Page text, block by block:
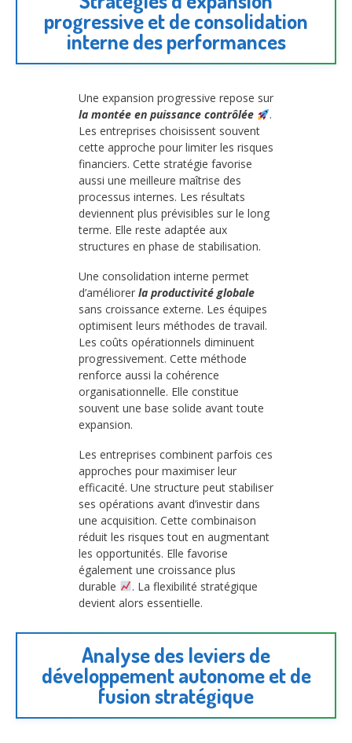
progressive et de consolidation
interne des performances
Une expansion progressive repose sur
la montée en puissance contrôlée
.
Les entreprises choisissent souvent
cette approche pour limiter les risques
financiers. Cette stratégie favorise
aussi une meilleure maîtrise des
processus internes. Les résultats
deviennent plus prévisibles sur le long
terme. Elle reste adaptée aux
structures en phase de stabilisation.
Une consolidation interne permet
d’améliorer la productivité globale
sans croissance externe. Les équipes
optimisent leurs méthodes de travail.
Les coûts opérationnels diminuent
progressivement. Cette méthode
renforce aussi la cohérence
organisationnelle. Elle constitue
souvent une base solide avant toute
expansion.
Les entreprises combinent parfois ces
approches pour maximiser leur
efficacité. Une structure peut stabiliser
ses opérations avant d’investir dans
une acquisition. Cette combinaison
réduit les risques tout en augmentant
les opportunités. Elle favorise
également une croissance plus
durable
. La flexibilité stratégique
devient alors essentielle.
Analyse des leviers de
développement autonome et de
fusion stratégique